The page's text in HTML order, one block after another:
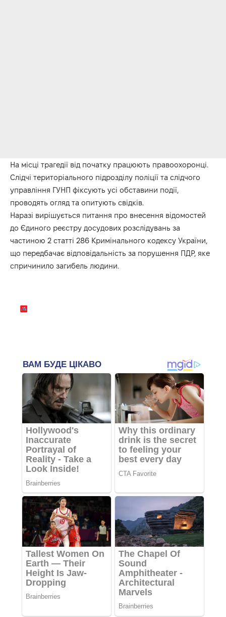
На місці трагедії від початку працюють правоохоронці.
Слідчі територіального підрозділу поліції та слідчого
управління ГУНП фіксують усі обставини події,
проводять огляд та опитують свідків.
Наразі вирішується питання про внесення відомостей
до Єдиного реєстру досудових розслідувань за
частиною 2 статті 286 Кримінального кодексу України,
що передбачає відповідальність за порушення ПДР, яке
спричинило загибель людини.